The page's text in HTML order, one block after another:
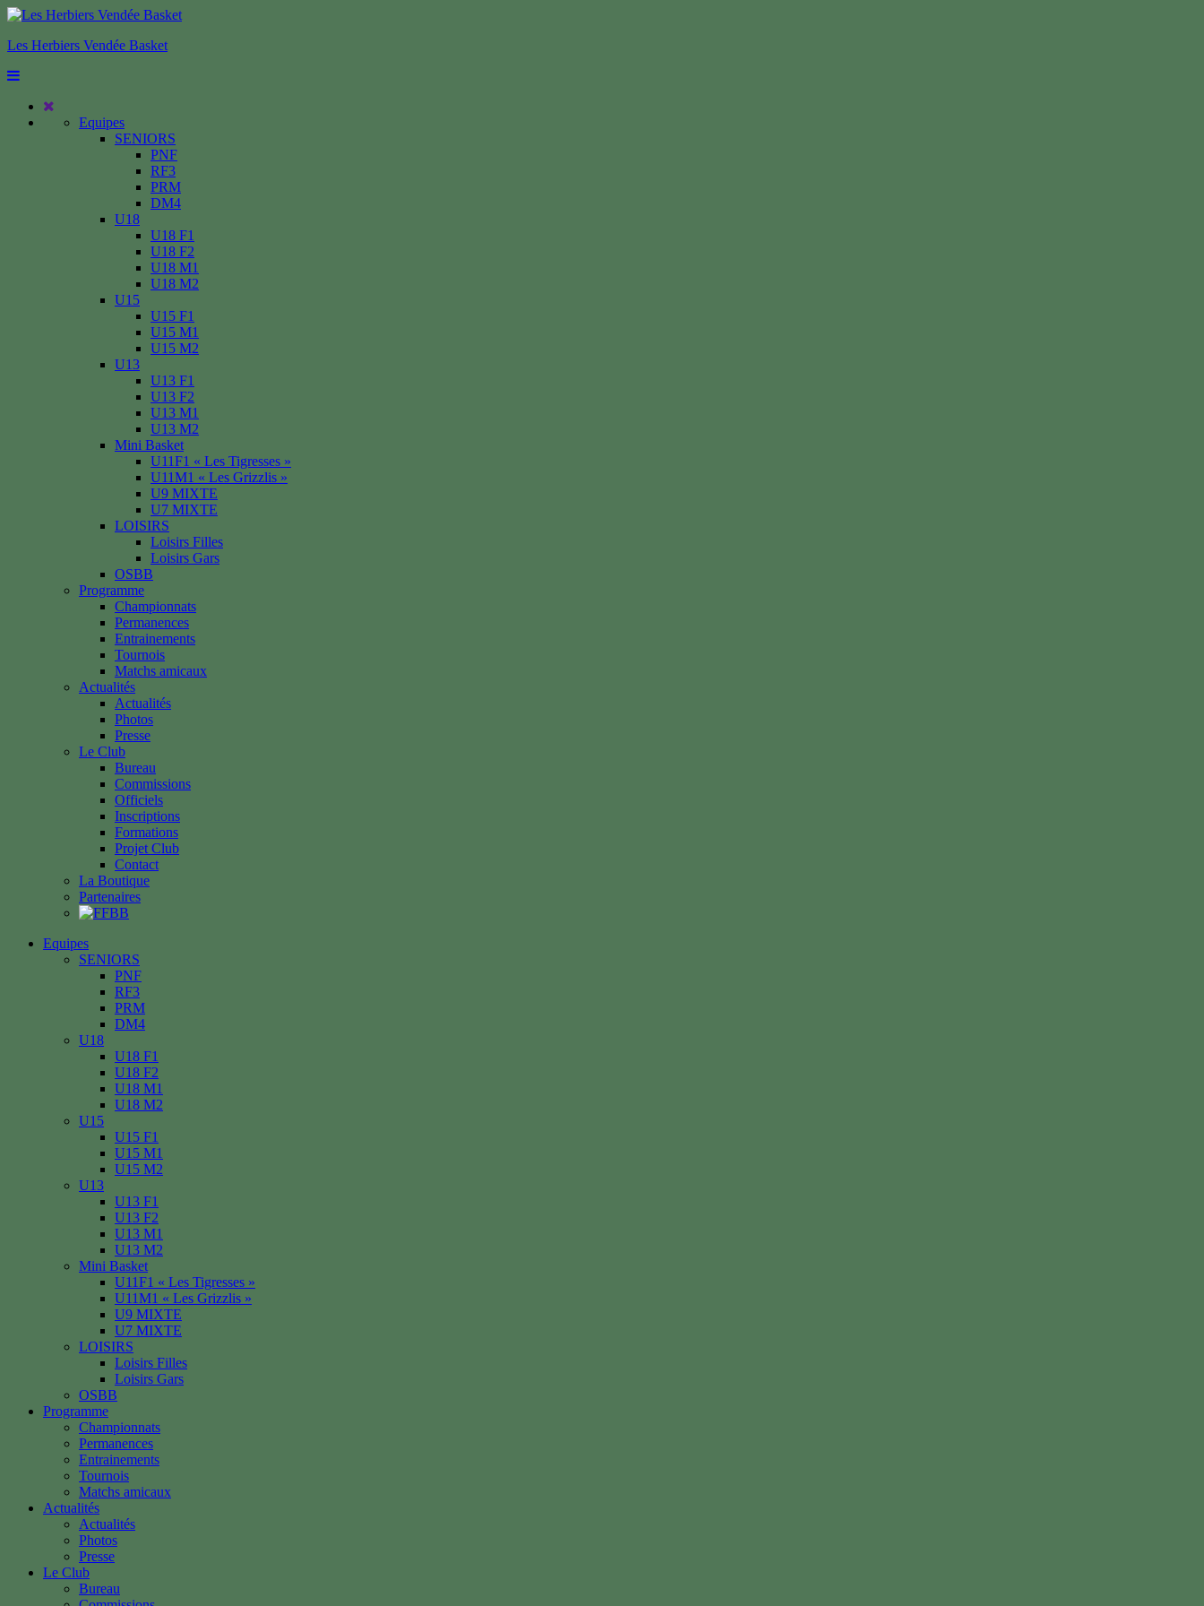
Les Herbiers Vendée Basket
Equipes
SENIORS
PNF
RF3
PRM
DM4
U18
U18 F1
U18 F2
U18 M1
U18 M2
U15
U15 F1
U15 M1
U15 M2
U13
U13 F1
U13 F2
U13 M1
U13 M2
Mini Basket
U11F1 « Les Tigresses »
U11M1 « Les Grizzlis »
U9 MIXTE
U7 MIXTE
LOISIRS
Loisirs Filles
Loisirs Gars
OSBB
Programme
Championnats
Permanences
Entrainements
Tournois
Matchs amicaux
Actualités
Actualités
Photos
Presse
Le Club
Bureau
Commissions
Officiels
Inscriptions
Formations
Projet Club
Contact
La Boutique
Partenaires
Equipes
SENIORS
PNF
RF3
PRM
DM4
U18
U18 F1
U18 F2
U18 M1
U18 M2
U15
U15 F1
U15 M1
U15 M2
U13
U13 F1
U13 F2
U13 M1
U13 M2
Mini Basket
U11F1 « Les Tigresses »
U11M1 « Les Grizzlis »
U9 MIXTE
U7 MIXTE
LOISIRS
Loisirs Filles
Loisirs Gars
OSBB
Programme
Championnats
Permanences
Entrainements
Tournois
Matchs amicaux
Actualités
Actualités
Photos
Presse
Le Club
Bureau